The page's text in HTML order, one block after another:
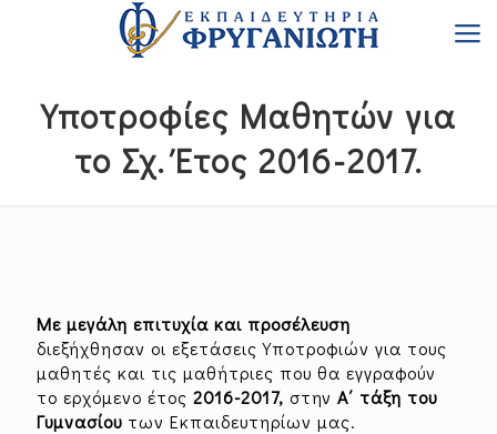
Υποτροφίες Μαθητών για
το Σχ. Έτος 2016-2017.
Με μεγάλη επιτυχία και προσέλευση
διεξήχθησαν οι εξετάσεις Υποτροφιών για τους
μαθητές και τις μαθήτριες που θα εγγραφούν
το ερχόμενο έτος 2016-2017, στην Α΄ τάξη του
Γυμνασίου των Εκπαιδευτηρίων μας.